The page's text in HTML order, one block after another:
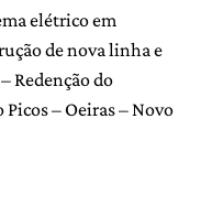
elétrico em
de nova linha e
Redenção do
– Oeiras – Novo